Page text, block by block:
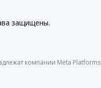
защищены.
компании Meta